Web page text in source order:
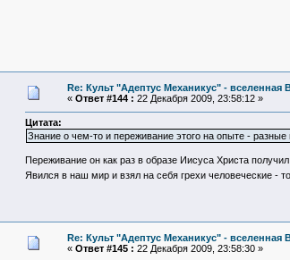
Re: Культ "Адептус Механикус" - вселенная
« Ответ #144 : 22 Декабря 2009, 23:58:12 »
Цитата:
Знание о чем-то и переживание этого на опыте - разные
Переживание он как раз в образе Иисуса Христа получил.
Явился в наш мир и взял на себя грехи человеческие -
Re: Культ "Адептус Механикус" - вселенная
« Ответ #145 : 22 Декабря 2009, 23:58:30 »